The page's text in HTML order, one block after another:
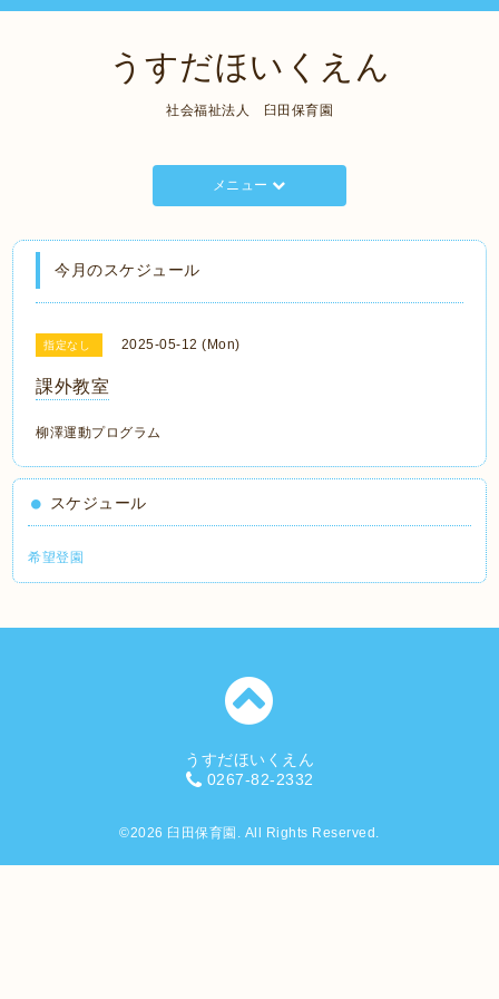
うすだほいくえん
社会福祉法人 臼田保育園
メニュー
今月のスケジュール
指定なし 2025-05-12 (Mon)
課外教室
柳澤運動プログラム
スケジュール
希望登園
うすだほいくえん
0267-82-2332
©2026 臼田保育園 . All Rights Reserved.